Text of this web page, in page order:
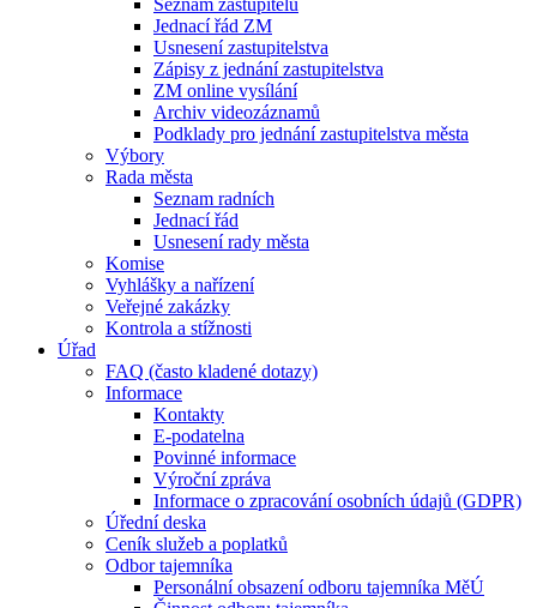
Seznam zastupitelů
Jednací řád ZM
Usnesení zastupitelstva
Zápisy z jednání zastupitelstva
ZM online vysílání
Archiv videozáznamů
Podklady pro jednání zastupitelstva města
Výbory
Rada města
Seznam radních
Jednací řád
Usnesení rady města
Komise
Vyhlášky a nařízení
Veřejné zakázky
Kontrola a stížnosti
Úřad
FAQ (často kladené dotazy)
Informace
Kontakty
E-podatelna
Povinné informace
Výroční zpráva
Informace o zpracování osobních údajů (GDPR)
Úřední deska
Ceník služeb a poplatků
Odbor tajemníka
Personální obsazení odboru tajemníka MěÚ